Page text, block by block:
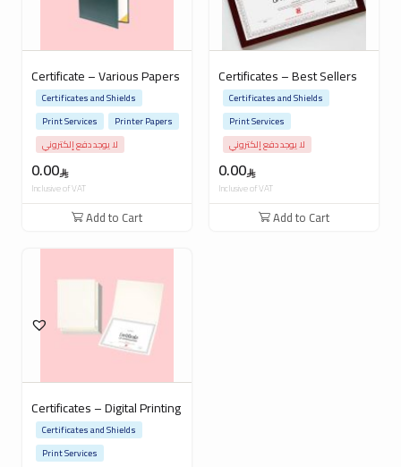
Certificate – Various Papers
0.00
Certificates and Shields
Print Services
Printer Papers
لا يوجد دفع إلكتروني
Inclusive of VAT
Add to Cart
Certificates – Best Sellers
0.00
Certificates and Shields
Print Services
لا يوجد دفع إلكتروني
Inclusive of VAT
Add to Cart
Certificates – Digital Printing
Certificates and Shields
Print Services